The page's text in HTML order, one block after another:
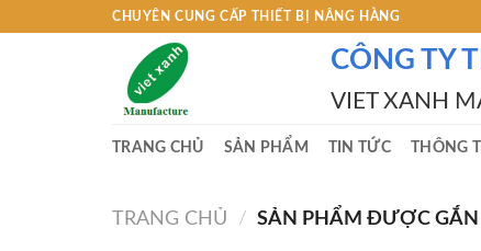
CHUYÊN CUNG CẤP THIẾT BỊ NÂNG HÀNG
CÔNG TY
VIET XANH
TRANG CHỦ SẢN PHẨM TIN TỨC THÔNG
TRANG CHỦ / SẢN PHẨM ĐƯỢC GẮN